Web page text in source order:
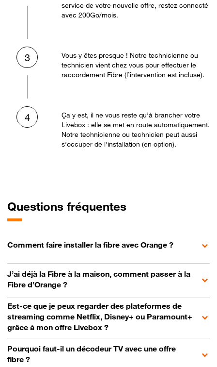
service de votre nouvelle offre, restez connecté
avec 200Go/mois.
3
Vous y êtes presque ! Notre technicienne ou
technicien vient chez vous pour effectuer le
raccordement Fibre (l’intervention est incluse).
4
Ça y est, il ne vous reste qu’à brancher votre
Livebox : elle se met en route automatiquement.
Notre technicienne ou technicien peut aussi
s’occuper de l’installation (en option).
Questions fréquentes
Comment faire installer la fibre avec Orange ?
J’ai déjà la Fibre à la maison, comment passer à la
Fibre d’Orange ?
Est-ce que je peux regarder des plateformes de
streaming comme Netflix, Disney+ ou Paramount+
grâce à mon offre Livebox ?
Pourquoi faut-il un décodeur TV avec une offre
fibre ?